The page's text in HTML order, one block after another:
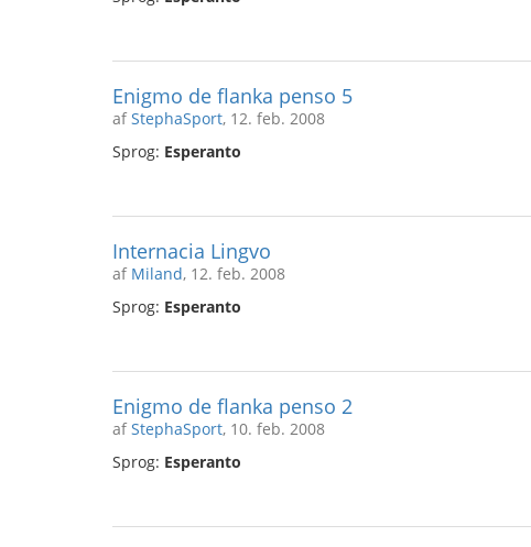
Enigmo de flanka penso 5
afStephaSport, 12. feb. 2008
Sprog: Esperanto
Internacia Lingvo
af Miland, 12. feb. 2008
Sprog: Esperanto
Enigmo de flanka penso 2
afStephaSport, 10. feb. 2008
Sprog: Esperanto